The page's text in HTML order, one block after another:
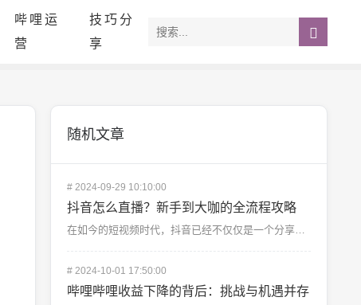
哔哩运
营
技巧分
享
随机文章
#2024-09-29 10:10:00
抖音怎么直播？新手到大咖的全流程攻略
在如今的短视频时代，抖音已经不仅仅是一个分享短视频的平台，更是一个人人都可以展示才艺、与粉丝互动甚至...
#2024-10-01 17:50:00
哔哩哔哩收益下降的背后：挑战与机遇并存